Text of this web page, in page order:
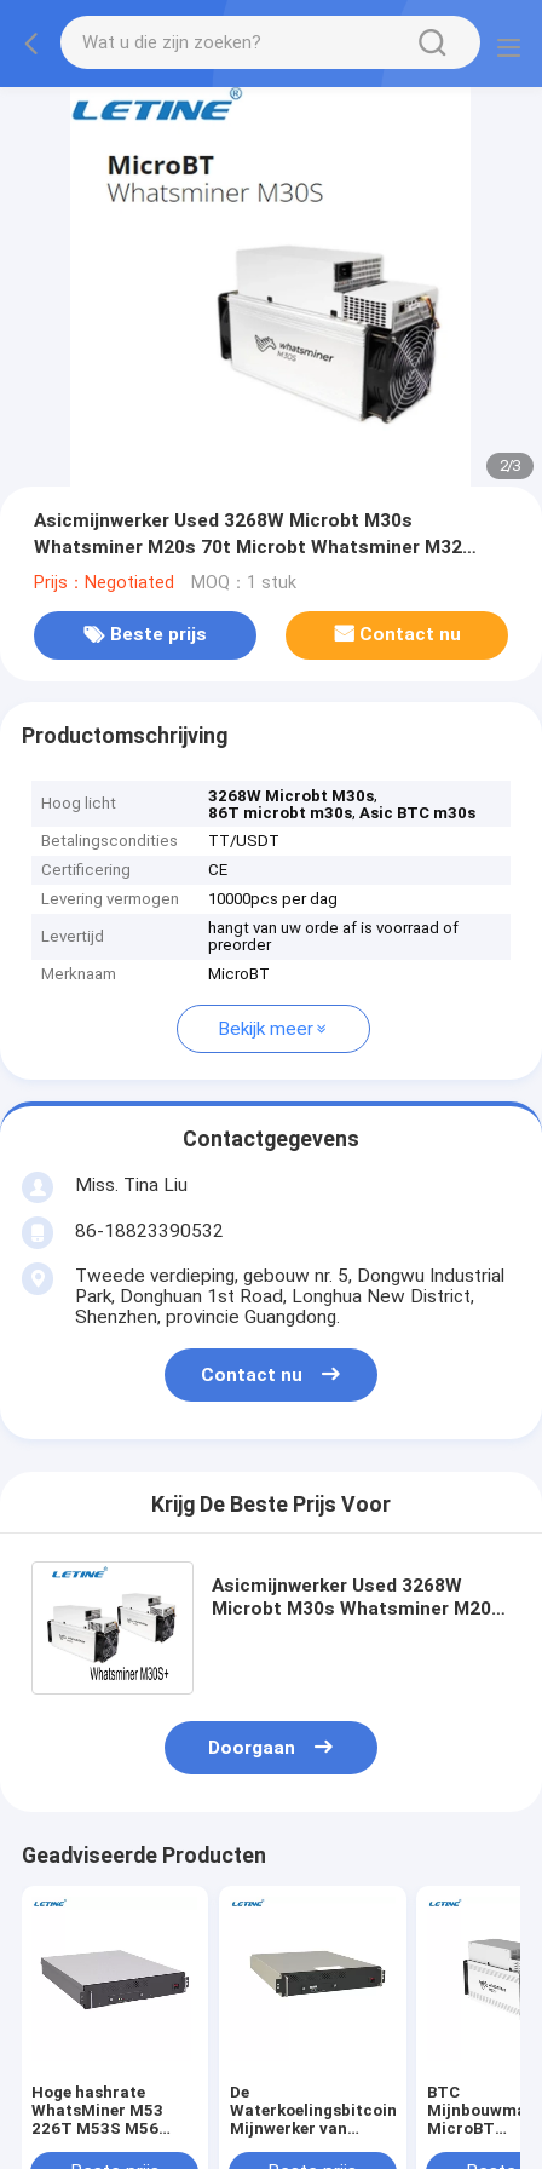
2/3
Asicmijnwerker Used 3268W Microbt M30s
Whatsminer M20s 70t Microbt Whatsminer M32
M31s Asic
Prijs：Negotiated MOQ：1 stuk
Beste prijs Contact nu
Productomschrijving
Hoog licht 3268W Microbt M30s,
86T microbt m30s,Asic BTC m30s
Betalingscondities
TT/USDT
Certificering
CE
Levering vermogen
10000pcs per dag
Levertijd
hangt van uw orde af is voorraad of
preorder
Merknaam
MicroBT
Bekijk meer
Contactgegevens
Miss. Tina Liu
86-18823390532
Tweede verdieping, gebouw nr. 5, Dongwu Industrial
Park, Donghuan 1st Road, Longhua New District,
Shenzhen, provincie Guangdong.
Contact nu
Krijg De Beste Prijs Voor
Asicmijnwerker Used 3268W
Microbt M30s Whatsminer M20s
Doorgaan
Geadviseerde Producten
Hoge hashrate
WhatsMiner M53
226T M53S M56
Server
De
Waterkoelingsbitcoin
Mijnwerker van
van de
BTC
MicroBT
100Th 3400W